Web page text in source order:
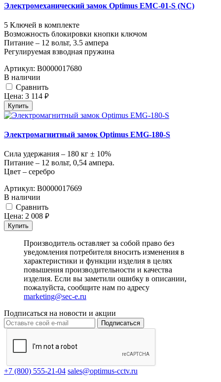
Электромеханический замок Optimus EMC-01-S (NC)
5 Ключей в комплекте
Возможность блокировки кнопки ключом
Питание – 12 вольт, 3.5 ампера
Регулируемая взводная пружина
Артикул: В0000017680
В наличии
Cравнить
Цена: 3 114 руб.
Купить
Электромагнитный замок Optimus EMG-180-S
Сила удержания – 180 кг ± 10%
Питание – 12 вольт, 0,54 ампера.
Цвет – серебро
Артикул: В0000017669
В наличии
Cравнить
Цена: 2 008 руб.
Купить
Производитель оставляет за собой право без
уведомления потребителя вносить изменения в
характеристики и функции изделия в целях
повышения производительности и качества
изделия. Если вы заметили ошибку в описании,
пожалуйста, сообщите нам по адресу
marketing@sec-e.ru
Подписаться на новости и акции
Подписаться
+7 (800) 555-21-04 sales@optimus-cctv.ru